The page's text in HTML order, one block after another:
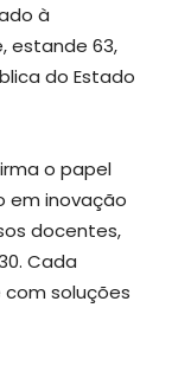
à
estande 63,
do Estado
o papel
em inovação
docentes,
Cada
soluções